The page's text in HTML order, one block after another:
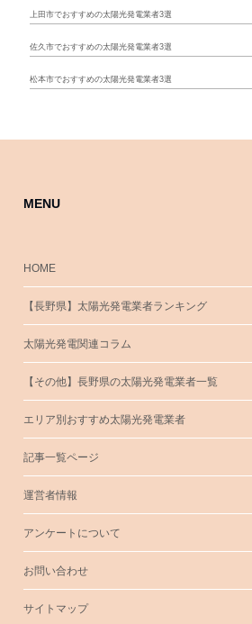
上田市でおすすめの太陽光発電業者3選
佐久市でおすすめの太陽光発電業者3選
松本市でおすすめの太陽光発電業者3選
MENU
HOME
【長野県】太陽光発電業者ランキング
太陽光発電関連コラム
【その他】長野県の太陽光発電業者一覧
エリア別おすすめ太陽光発電業者
記事一覧ページ
運営者情報
アンケートについて
お問い合わせ
サイトマップ